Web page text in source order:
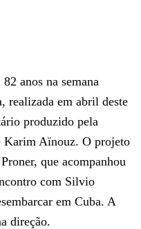
anos na semana
realizada em abril deste
produzido pela
Karim Aïnouz. O projeto
que acompanhou
com Silvio
em Cuba. A
direção.